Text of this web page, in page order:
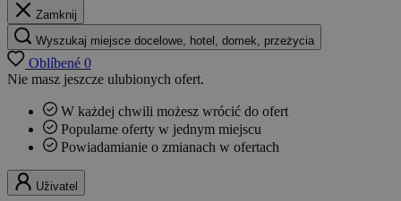
Zamknij
Wyszukaj miejsce docelowe, hotel, domek, przeżycia
Oblíbené 0
Nie masz jeszcze ulubionych ofert.
W każdej chwili możesz wrócić do ofert
Popularne oferty w jednym miejscu
Powiadamianie o zmianach w ofertach
Uživatel